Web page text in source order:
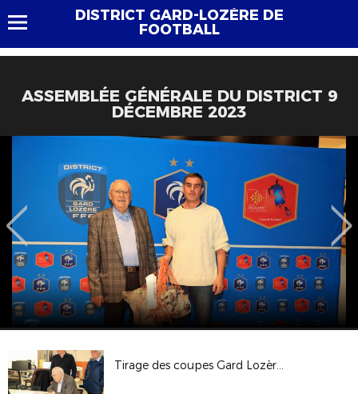
DISTRICT GARD-LOZÈRE DE
FOOTBALL
ASSEMBLÉE GÉNÉRALE DU DISTRICT 9
DÉCEMBRE 2023
Tirage des coupes Gard Lozère et André Granier Seniors